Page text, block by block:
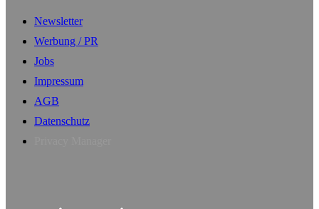
Newsletter
Werbung / PR
Jobs
Impressum
AGB
Datenschutz